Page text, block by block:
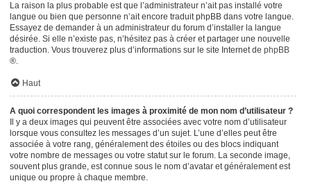
La raison la plus probable est que l’administrateur n’ait pas installé votre
langue ou bien que personne n’ait encore traduit phpBB dans votre langue.
Essayez de demander à un administrateur du forum d’installer la langue
désirée. Si elle n’existe pas, n’hésitez pas à créer et partager une nouvelle
traduction. Vous trouverez plus d’informations sur le site Internet de phpBB
®.
Haut
A quoi correspondent les images à proximité de mon nom d’utilisateur ?
Il y a deux images qui peuvent être associées avec votre nom d’utilisateur
lorsque vous consultez les messages d’un sujet. L’une d’elles peut être
associée à votre rang, généralement des étoiles ou des blocs indiquant
votre nombre de messages ou votre statut sur le forum. La seconde image,
souvent plus grande, est connue sous le nom d’avatar et généralement est
unique ou propre à chaque membre.